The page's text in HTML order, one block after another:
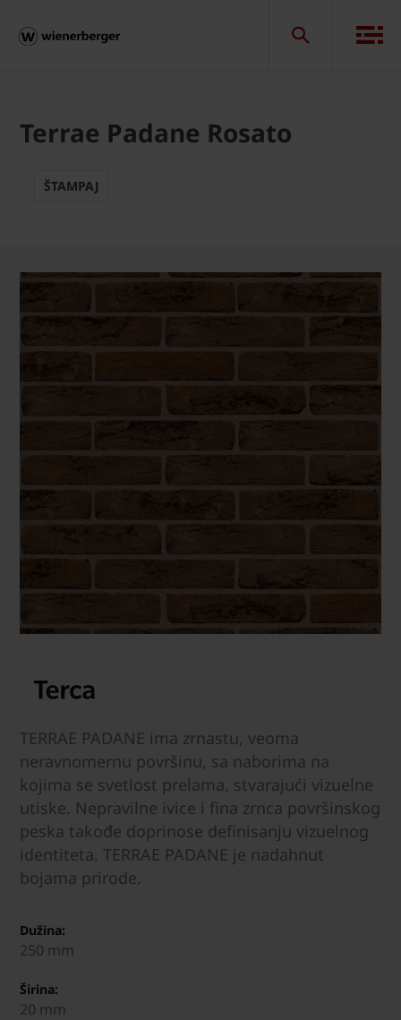
Terrae Padane Rosato
ŠTAMPAJ
TERRAE PADANE ima zrnastu, veoma
neravnomernu površinu, sa naborima na
kojima se svetlost prelama, stvarajući vizuelne
utiske. Nepravilne ivice i fina zrnca površinskog
peska takođe doprinose definisanju vizuelnog
identiteta. TERRAE PADANE je nadahnut
bojama prirode.
Dužina:
250 mm
Širina:
20 mm